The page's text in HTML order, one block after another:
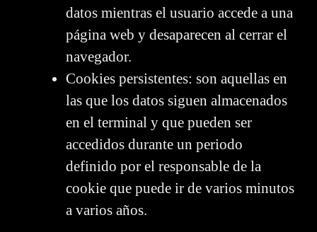
datos mientras el usuario accede a una
página web y desaparecen al cerrar el
navegador.
Cookies persistentes: son aquellas en
las que los datos siguen almacenados
en el terminal y que pueden ser
accedidos durante un periodo
definido por el responsable de la
cookie que puede ir de varios minutos
a varios años.